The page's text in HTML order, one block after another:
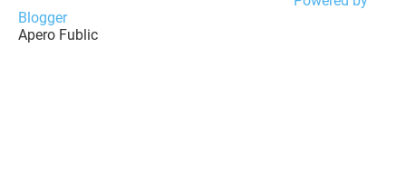
Blogger
Apero Fublic